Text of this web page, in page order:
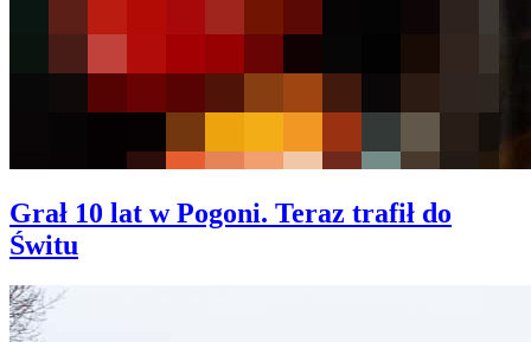
Grał 10 lat w Pogoni. Teraz trafił do
Świtu